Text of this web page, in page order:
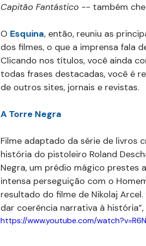
Capitão Fantástico -- também
O Esquina, então, reuniu as
dos filmes, o que a imprensa fala
Clicando nos títulos, você ainda
todas frases destacadas, você é
de outros sites, jornais e revistas.
A Torre Negra
Filme adaptado da série de livros
história do pistoleiro Roland
Negra, um prédio mágico prestes
intensa perseguição com o
resultado do filme de Nikolaj
dar coerência narrativa à
https://www.youtube.com/